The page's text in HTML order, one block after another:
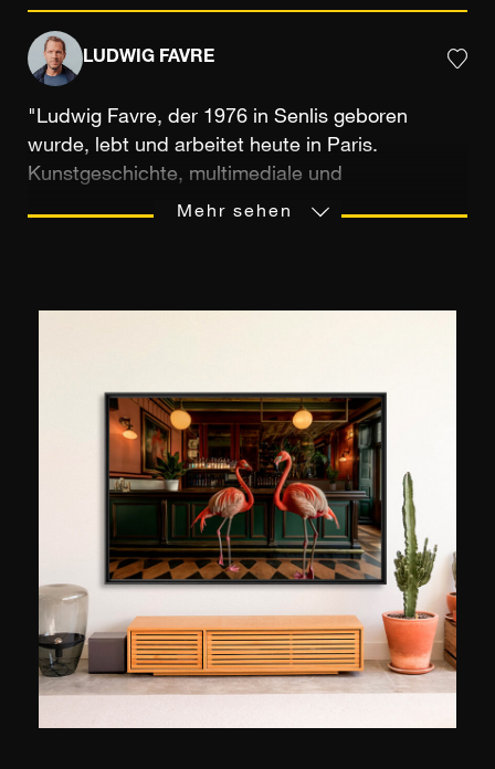
LUDWIG FAVRE
"Ludwig Favre, der 1976 in Senlis geboren
wurde, lebt und arbeitet heute in Paris.
Kunstgeschichte, multimediale und
audiovisionelle Studien, als auch die Weitergabe
gerne spontan einfängt. Vor allem die, die
zwischen Frankreich und den Vereinigten
Staaten entstanden sind, wo er sich zu Hause
fühlt. Besonders in New York lässt sich Ludwig
Favre von der atemberaubenden Infrastruktur
der Stadt überraschen, die ihresgleichen sucht.
Wann immer er die Gelegenheit dazu hat,
offenbart er eine Vision, die sowohl dynamisch
als auch gelassen ist. Seine Bilder, die 2015 mit
dem Geo-Preis ausgezeichnet wurden, sind in
Paris, Sydney, Seoul, New York und Los Angeles
Mehr sehen